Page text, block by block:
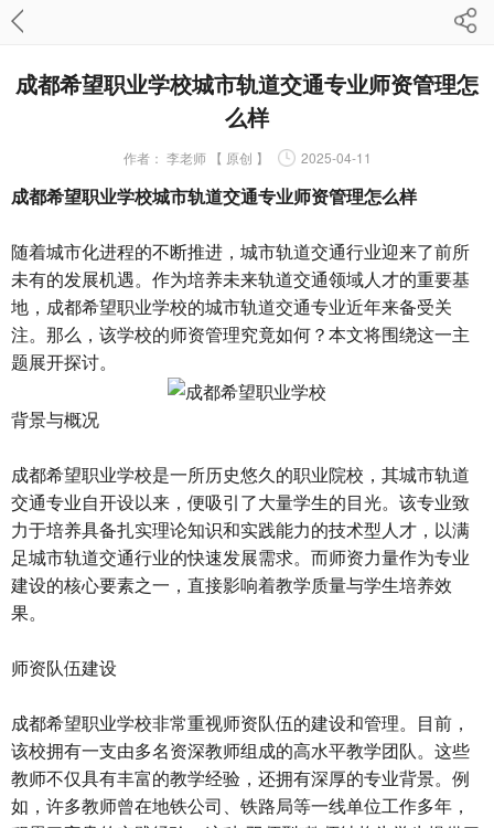
成都希望职业学校城市轨道交通专业师资管理怎
么样
作者： 李老师 【 原创 】 2025-04-11
成都希望职业学校城市轨道交通专业师资管理怎么样
随着城市化进程的不断推进，城市轨道交通行业迎来了前所
未有的发展机遇。作为培养未来轨道交通领域人才的重要基
地，成都希望职业学校的城市轨道交通专业近年来备受关
注。那么，该学校的师资管理究竟如何？本文将围绕这一主
题展开探讨。
背景与概况
成都希望职业学校是一所历史悠久的职业院校，其城市轨道
交通专业自开设以来，便吸引了大量学生的目光。该专业致
力于培养具备扎实理论知识和实践能力的技术型人才，以满
足城市轨道交通行业的快速发展需求。而师资力量作为专业
建设的核心要素之一，直接影响着教学质量与学生培养效
果。
师资队伍建设
成都希望职业学校非常重视师资队伍的建设和管理。目前，
该校拥有一支由多名资深教师组成的高水平教学团队。这些
教师不仅具有丰富的教学经验，还拥有深厚的专业背景。例
如，许多教师曾在地铁公司、铁路局等一线单位工作多年，